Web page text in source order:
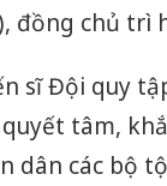
đồng chủ trì
sĩ Đội quy
tâm,
dân các bộ